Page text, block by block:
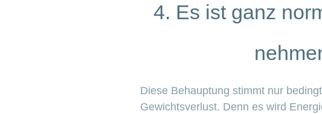
4. Es ist ganz
Diese Behauptung stimmt nur
Gewichtsverlust. Denn es wird